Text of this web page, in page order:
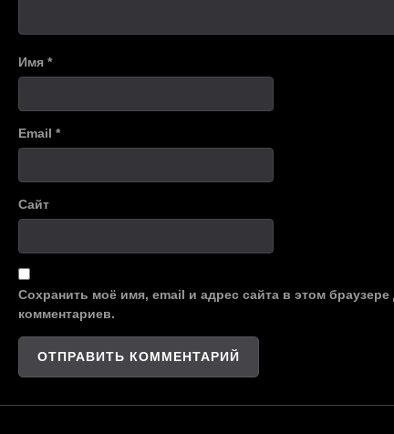
Имя *
Email *
Сайт
Сохранить моё имя, email и адрес сайта в этом
комментариев.